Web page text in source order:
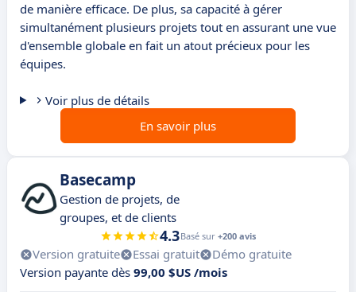
de manière efficace. De plus, sa capacité à gérer
simultanément plusieurs projets tout en assurant une vue
d'ensemble globale en fait un atout précieux pour les
équipes.
Voir plus de détails
En savoir plus
Basecamp
Gestion de projets, de
groupes, et de clients
4.3Basé sur +200 avis
Version gratuite Essai gratuit
Démo gratuite
Version payante dès 99,00 $US /mois